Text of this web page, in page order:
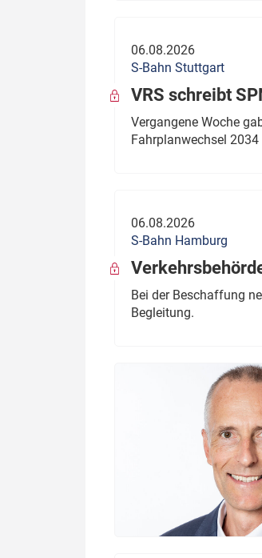
06.08.2026
S-Bahn Stuttgart
VRS schreibt
Vergangene Woche
Fahrplanwechsel
06.08.2026
S-Bahn Hamburg
Bei der Beschaffung
Begleitung.